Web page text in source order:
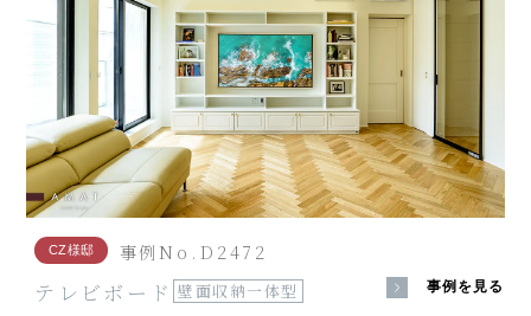
CZ様邸 事例No.D2472
テレビボード 壁面収納一体型 事例を見る